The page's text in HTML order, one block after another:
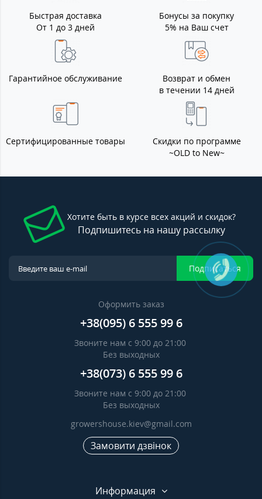
Быстрая доставка
От 1 до 3 дней
Бонусы за покупку
5% на Ваш счет
Гарантийное обслуживание
Возврат и обмен
в течении 14 дней
Сертифицированные товары
Скидки по программе
~OLD to New~
Хотите быть в курсе всех акций и скидок?
Подпишитесь на нашу рассылку
Подписаться
Оформить заказ
+38(095) 6 555 99 6
Звоните нам с 9:00 до 21:00
Без выходных
+38(073) 6 555 99 6
Звоните нам с 9:00 до 21:00
Без выходных
growershouse.kiev@gmail.com
Замовити дзвінок
Информация